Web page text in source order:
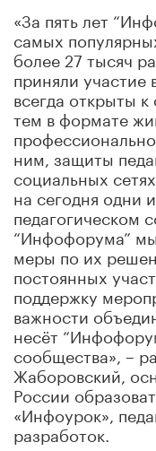
«За пять лет
самых
более 27 тысяч
приняли
всегда открыты
тем в формате
ним, защиты
социальных
на сегодня одни
педагогическом
“Инфофорума”
меры по их
постоянных
поддержку
важности
несёт
сообщества», –
Жаборовский,
России
«Инфоурок»,
разработок.